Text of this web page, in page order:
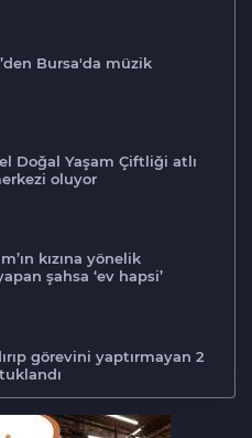
Bursa'da müzik
Doğal Yaşam Çiftliği atlı
oluyor
kızına yönelik
şahsa ‘ev hapsi’
görevini yaptırmayan 2